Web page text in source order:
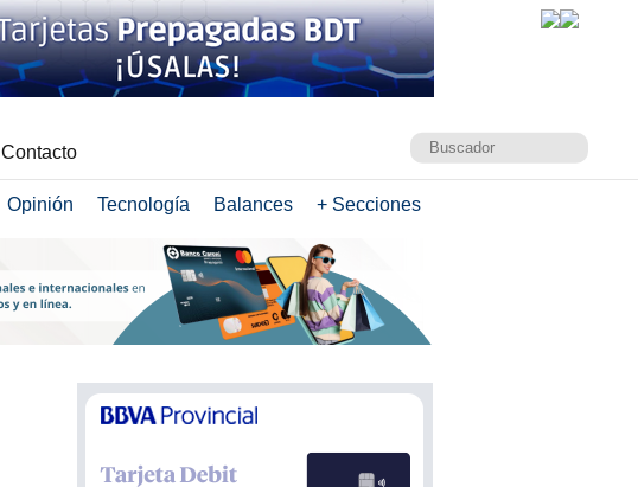
Contacto
Opinión Tecnología Balances + Secciones